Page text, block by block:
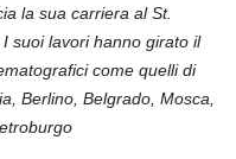
la sua carriera al St.
suoi lavori hanno girato il
come quelli di
Berlino, Belgrado, Mosca,